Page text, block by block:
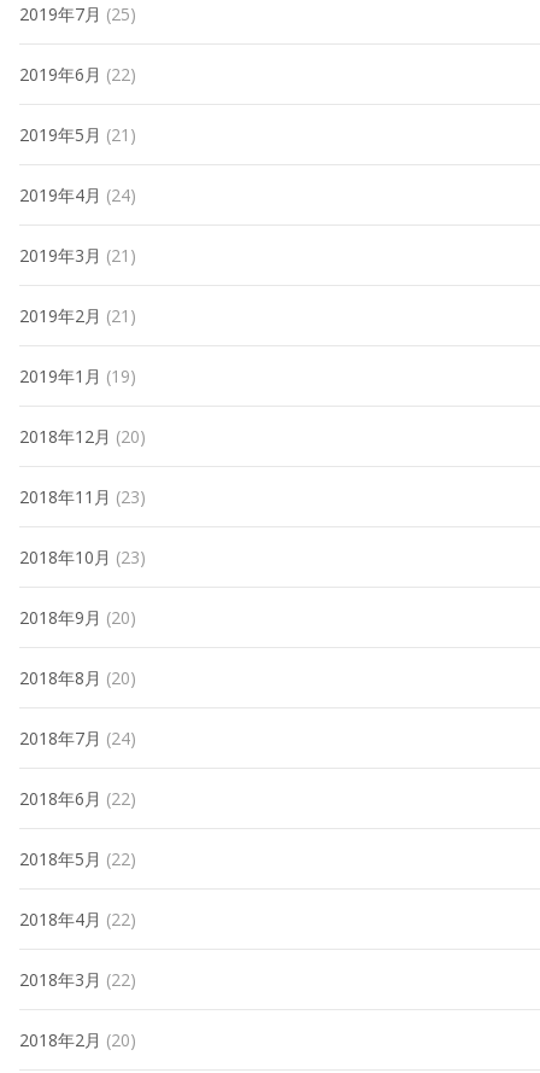
2019年7月 (25)
2019年6月 (22)
2019年5月 (21)
2019年4月 (24)
2019年3月 (21)
2019年2月 (21)
2019年1月 (19)
2018年12月 (20)
2018年11月 (23)
2018年10月 (23)
2018年9月 (20)
2018年8月 (20)
2018年7月 (24)
2018年6月 (22)
2018年5月 (22)
2018年4月 (22)
2018年3月 (22)
2018年2月 (20)